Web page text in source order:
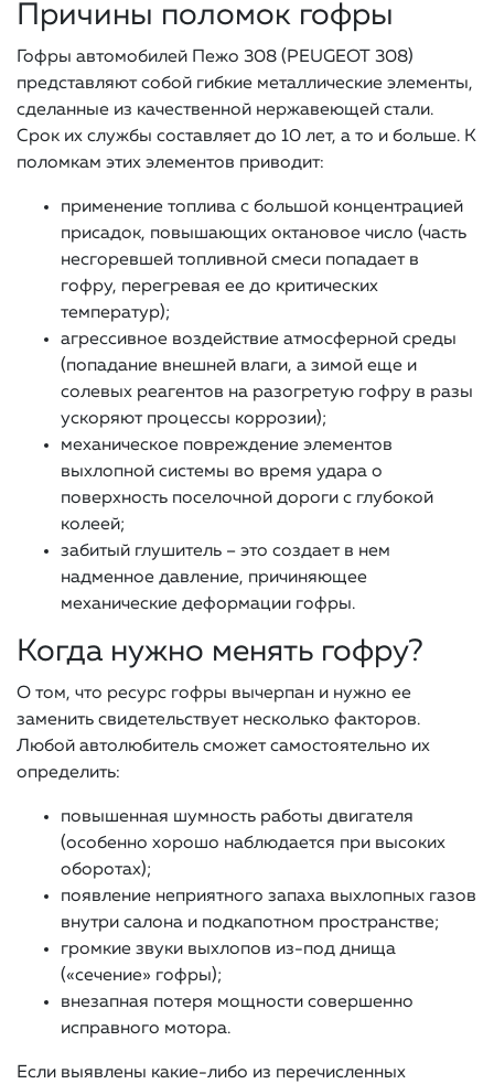
Причины поломок гофры
Гофры автомобилей Пежо 308 (PEUGEOT 308)
представляют собой гибкие металлические элементы,
сделанные из качественной нержавеющей стали.
Срок их службы составляет до 10 лет, а то и больше. К
поломкам этих элементов приводит:
применение топлива с большой концентрацией
присадок, повышающих октановое число (часть
несгоревшей топливной смеси попадает в
гофру, перегревая ее до критических
температур);
агрессивное воздействие атмосферной среды
(попадание внешней влаги, а зимой еще и
солевых реагентов на разогретую гофру в разы
ускоряют процессы коррозии);
механическое повреждение элементов
выхлопной системы во время удара о
поверхность поселочной дороги с глубокой
колеей;
забитый глушитель – это создает в нем
надменное давление, причиняющее
механические деформации гофры.
Когда нужно менять гофру?
О том, что ресурс гофры вычерпан и нужно ее
заменить свидетельствует несколько факторов.
Любой автолюбитель сможет самостоятельно их
определить:
повышенная шумность работы двигателя
(особенно хорошо наблюдается при высоких
оборотах);
появление неприятного запаха выхлопных газов
внутри салона и подкапотном пространстве;
громкие звуки выхлопов из-под днища
(«сечение» гофры);
внезапная потеря мощности совершенно
исправного мотора.
Если выявлены какие-либо из перечисленных